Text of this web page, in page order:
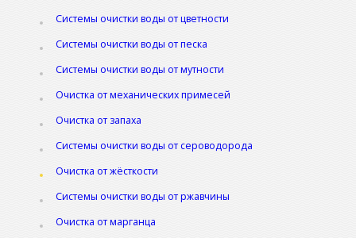
Системы очистки воды от цветности
Системы очистки воды от песка
Системы очистки воды от мутности
Очистка от механических примесей
Очистка от запаха
Системы очистки воды от сероводорода
Очистка от жёсткости
Системы очистки воды от ржавчины
Очистка от марганца